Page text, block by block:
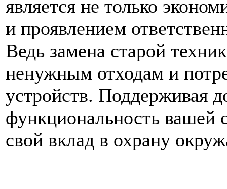
является не только
и проявлением
Ведь замена старой
ненужным отходам и
устройств. Поддерживая
функциональность
свой вклад в охрану